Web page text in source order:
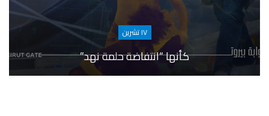
١٧ تشرين
كأنها “انتفاضة حلمة نهد”